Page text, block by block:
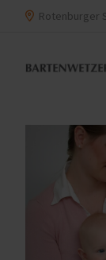
Rotenburger